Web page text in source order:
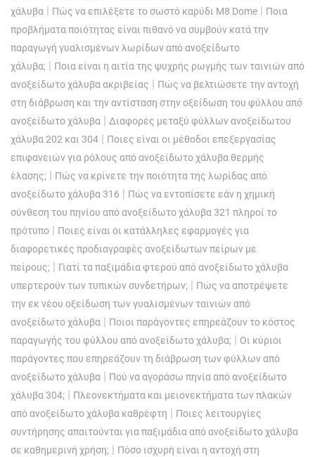
χάλυβα | Πώς να επιλέξετε το σωστό καρύδι M8 Dome | Ποια
προβλήματα ποιότητας είναι πιθανό να συμβούν κατά την
παραγωγή γυαλισμένων λωρίδων από ανοξείδωτο
χάλυβα; | Ποια είναι η αιτία της ψυχρής ρωγμής των ταινιών από
ανοξείδωτο χάλυβα ακριβείας | Πώς να βελτιώσετε την αντοχή
στη διάβρωση και την αντίσταση στην οξείδωση του φύλλου από
ανοξείδωτο χάλυβα | Διαφορές μεταξύ φύλλων ανοξείδωτου
χάλυβα 202 και 304 | Ποιες είναι οι μέθοδοι επεξεργασίας
επιφανειών για ρόλους από ανοξείδωτο χάλυβα θερμής
έλασης; | Πώς να κρίνετε την ποιότητα της λωρίδας από
ανοξείδωτο χάλυβα 316 | Πώς να εντοπίσετε εάν η χημική
σύνθεση του πηνίου από ανοξείδωτο χάλυβα 321 πληροί το
πρότυπο | Ποιες είναι οι κατάλληλες εφαρμογές για
διαφορετικές προδιαγραφές ανοξείδωτων πείρων με
πείρους; | Γιατί τα παξιμάδια φτερού από ανοξείδωτο χάλυβα
υπερτερούν των τυπικών συνδετήρων; | Πώς να αποτρέψετε
την εκ νέου οξείδωση των γυαλισμένων ταινιών από
ανοξείδωτο χάλυβα | Ποιοι παράγοντες επηρεάζουν το κόστος
παραγωγής του φύλλου από ανοξείδωτο χάλυβα; | Οι κύριοι
παράγοντες που επηρεάζουν τη διάβρωση των φύλλων από
ανοξείδωτο χάλυβα | Πού να αγοράσω πηνία από ανοξείδωτο
χάλυβα 304; | Πλεονεκτήματα και μειονεκτήματα των πλακών
από ανοξείδωτο χάλυβα καθρέφτη | Ποιες λειτουργίες
συντήρησης απαιτούνται για παξιμάδια από ανοξείδωτο χάλυβα
σε καθημερινή χρήση; | Πόσο ισχυρή είναι η αντοχή στη